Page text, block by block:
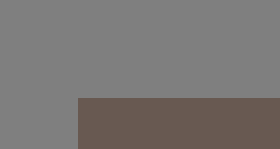
Hôtel Royal